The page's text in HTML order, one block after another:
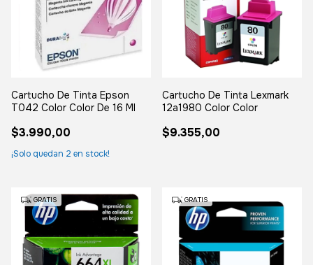
Cartucho De Tinta Epson
T042 Color Color De 16 Ml
$3.990,00
¡Solo quedan 2 en stock!
Cartucho De Tinta Lexmark
12a1980 Color Color
$9.355,00
GRATIS GRATIS